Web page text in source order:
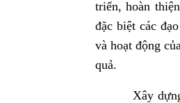
triển, hoàn
đặc biệt các
và hoạt động
quả.
Xây dựng và